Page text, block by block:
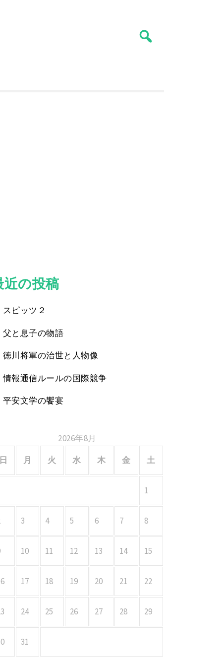
近の投稿
スピッツ２
父と息子の物語
徳川将軍の治世と人物像
情報通信ルールの国際競争
平安文学の饗宴
2026年8月
月 火 水 木 金 土
1
3 4 5 6 7 8
10 11 12 13 14 15
17 18 19 20 21 22
24 25 26 27 28 29
31